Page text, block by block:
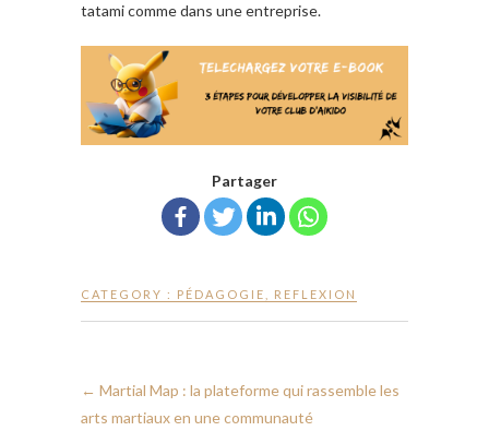
tatami comme dans une entreprise.
Partager
CATEGORY : PÉDAGOGIE REFLEXION
← Martial Map : la plateforme qui rassemble les
arts martiaux en une communauté